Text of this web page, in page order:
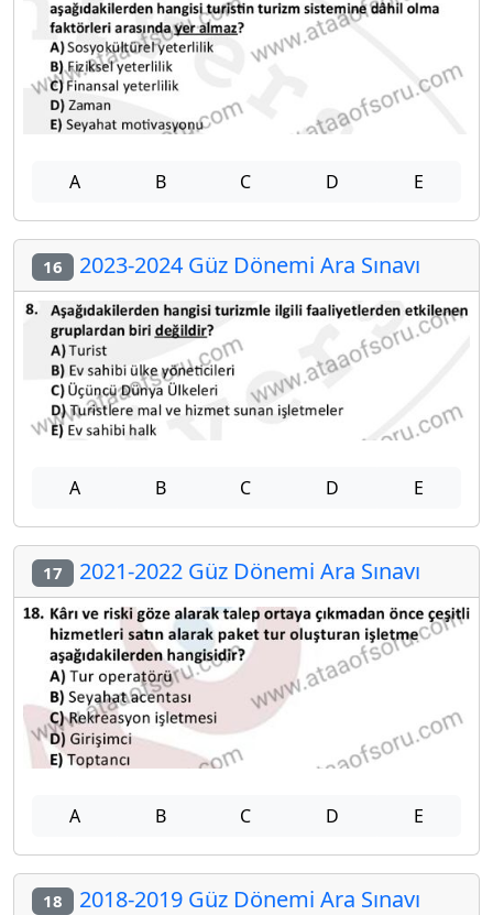
A B C D E
16 2023-2024 Güz Dönemi Ara Sınavı
A B C D E
17 2021-2022 Güz Dönemi Ara Sınavı
A B C D E
18 2018-2019 Güz Dönemi Ara Sınavı